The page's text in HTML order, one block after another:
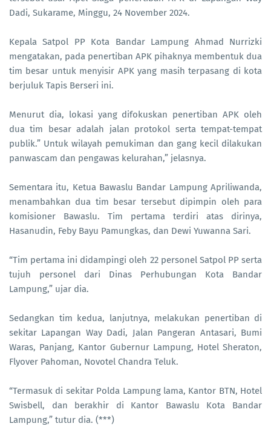
Dadi, Sukarame, Minggu, 24 November 2024.
Kepala Satpol PP Kota Bandar Lampung Ahmad Nurrizki
mengatakan, pada penertiban APK pihaknya membentuk dua
tim besar untuk menyisir APK yang masih terpasang di kota
berjuluk Tapis Berseri ini.
Menurut dia, lokasi yang difokuskan penertiban APK oleh
dua tim besar adalah jalan protokol serta tempat-tempat
publik.” Untuk wilayah pemukiman dan gang kecil dilakukan
panwascam dan pengawas kelurahan,” jelasnya.
Sementara itu, Ketua Bawaslu Bandar Lampung Apriliwanda,
menambahkan dua tim besar tersebut dipimpin oleh para
komisioner Bawaslu. Tim pertama terdiri atas dirinya,
Hasanudin, Feby Bayu Pamungkas, dan Dewi Yuwanna Sari.
“Tim pertama ini didampingi oleh 22 personel Satpol PP serta
tujuh personel dari Dinas Perhubungan Kota Bandar
Lampung,” ujar dia.
Sedangkan tim kedua, lanjutnya, melakukan penertiban di
sekitar Lapangan Way Dadi, Jalan Pangeran Antasari, Bumi
Waras, Panjang, Kantor Gubernur Lampung, Hotel Sheraton,
Flyover Pahoman, Novotel Chandra Teluk.
“Termasuk di sekitar Polda Lampung lama, Kantor BTN, Hotel
Swisbell, dan berakhir di Kantor Bawaslu Kota Bandar
Lampung,” tutur dia. (***)